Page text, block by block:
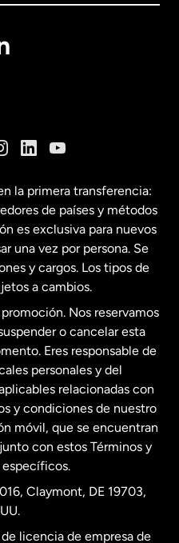
English
Español
la primera transferencia:
de países y métodos
es exclusiva para nuevos
una vez por persona. Se
y cargos. Los tipos de
a cambios.
Nos reservamos
o cancelar esta
Eres responsable de
personales y del
relacionadas con
y condiciones de nuestro
móvil, que se encuentran
con estos Términos y
Claymont, DE 19703,
licencia de empresa de